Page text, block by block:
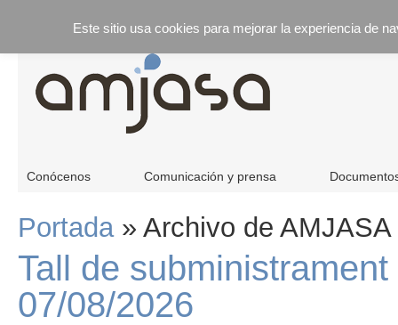
Conócenos Comunicación y prensa
Portada» Archivo de AMJASA
Tall de
07/08/2026
Este sitio usa cookies para mejorar la experiencia de